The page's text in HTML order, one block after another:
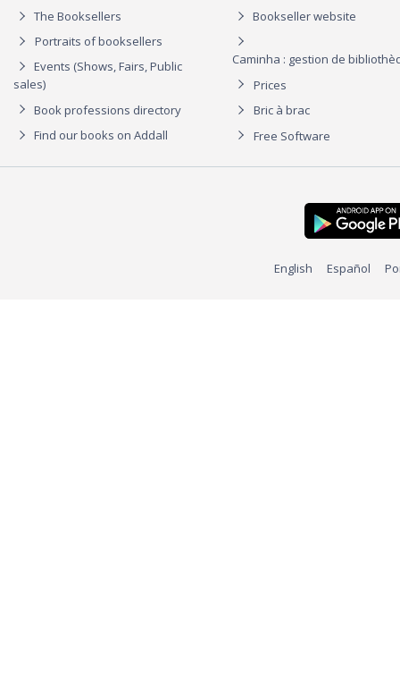
The Booksellers
Portraits of booksellers
Events (Shows, Fairs, Public
sales)
Book professions directory
Find our books on Addall
Bookseller website
Caminha : gestion de
Prices
Bric à brac
Free Software
English Español